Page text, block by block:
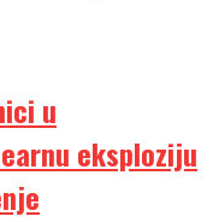
u
eksploziju